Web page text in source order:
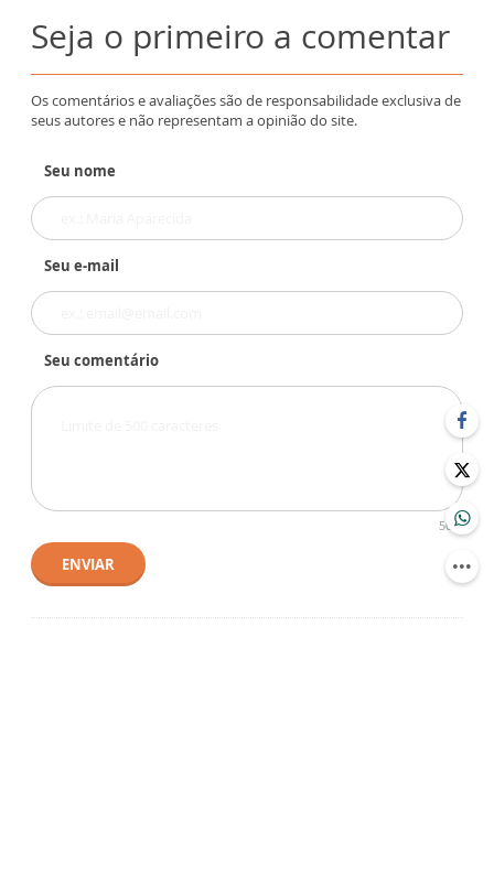
Seja o primeiro a comentar
Os comentários e avaliações são de responsabilidade exclusiva de
seus autores e não representam a opinião do site.
Seu nome
Seu e-mail
Seu comentário
500
ENVIAR